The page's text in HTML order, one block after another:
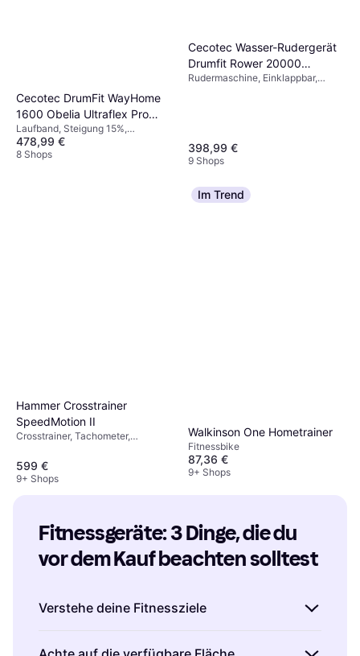
Cecotec DrumFit WayHome
1600 Obelia Ultraflex Pro
Folding Treadmill
Laufband, Steigung 15%,
Lautsprecher, USB, Einklappbar,
Display, Transportrollen,
478,99 €
8 Shops
Cecotec Wasser-Rudergerät
Drumfit Rower 20000
Neptuno
Rudermaschine, Einklappbar,
398,99 €
9 Shops
Hammer Crosstrainer
SpeedMotion II
Crosstrainer, Tachometer,
Bluetooth, Display, Transportrollen
599 €
9+ Shops
Im Trend
Walkinson One Hometrainer
Fitnessbike
87,36 €
9+ Shops
Fitnessgeräte: 3 Dinge, die du
vor dem Kauf beachten solltest
Verstehe deine Fitnessziele